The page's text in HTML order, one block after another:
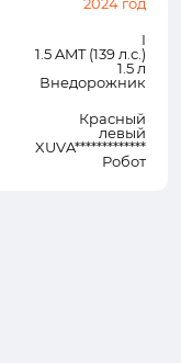
I
1.5 AMT (139 л.с.)
1.5 л
Внедорожник
Красный
левый
XUVA*************
Робот